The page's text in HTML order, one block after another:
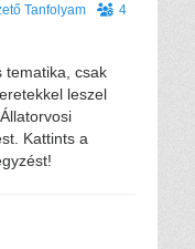
Tanfolyam
4
tematika, csak
leszel
Kattints a